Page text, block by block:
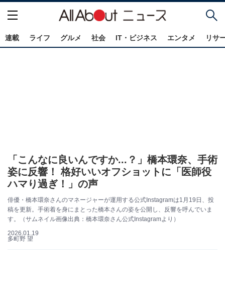
連載 ライフ グルメ 社会 IT・ビジネス エンタメ リサ
「こんなに良いんですか...？」橋本環奈、手術
姿に反響！ 格好いいオフショットに「医師役
ハマり過ぎ！」の声
俳優・橋本環奈さんのマネージャーが運用する公式Instagramは1月19日、投
稿を更新。手術着を身にまとった橋本さんの姿を公開し、反響を呼んでいま
す。（サムネイル画像出典：橋本環奈さん公式Instagramより）
2026.01.19
多町野 望